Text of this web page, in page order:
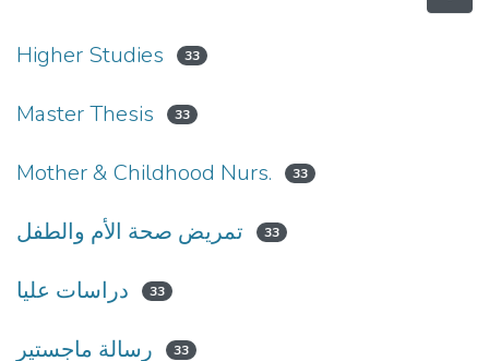
Higher Studies 33
Master Thesis 33
Mother & Childhood Nurs. 33
تمريض صحة الأم والطفل 33
دراسات عليا 33
رسالة ماجستير 33